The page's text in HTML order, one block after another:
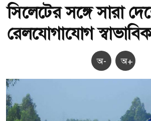
সিলেটের সঙ্গে সারা
রেলযোগাযোগ স্বাভাবিক
অ- অ+